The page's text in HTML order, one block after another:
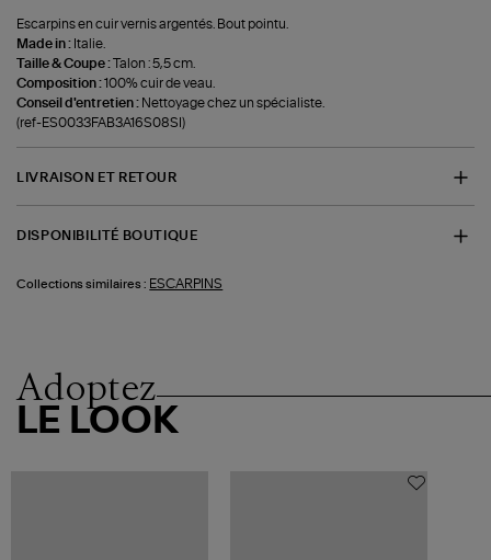
Escarpins en cuir vernis argentés. Bout pointu.
Made in : Italie.
Taille & Coupe :Talon : 5,5 cm.
Composition :100% cuir de veau.
Conseil d'entretien : Nettoyage chez un spécialiste.
(ref-ES0033FAB3A16S08SI)
LIVRAISON ET RETOUR
DISPONIBILITÉ BOUTIQUE
Collections similaires : ESCARPINS
Adoptez
LE LOOK